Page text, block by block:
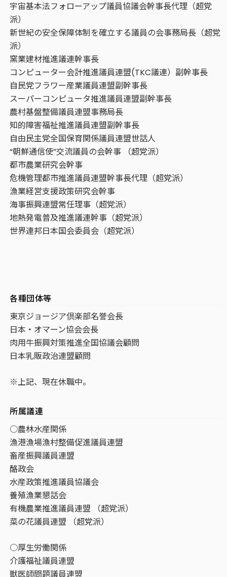
宇宙基本法フォローアップ議員協議会幹事長代理（超党
派）
新世紀の安全保障体制を確立する議員の会事務局長（超党
派）
窯業建材推進議連幹事長
コンピューター会計推進議員連盟(TKC議連）副幹事長
自民党フラワー産業議員連盟副幹事長
スーパーコンピュータ推進議員連盟副幹事長
農村基盤整備議員連盟事務局長
知的障害福祉推進議員連盟副幹事長
自由民主党全国保育関係議員連盟世話人
“朝鮮通信使”交流議員の会幹事 （超党派）
都市農業研究会幹事
危機管理都市推進議員連盟幹事長代理（超党派）
漁業経営支援政策研究会幹事
海事振興連盟常任理事（超党派）
地熱発電普及推進議連幹事（超党派）
世界連邦日本国会委員会（超党派）
各種団体等
東京ジョージア倶楽部名誉会長
日本・オマーン協会会長
肉用牛振興対策推進全国協議会顧問
日本乳販政治連盟顧問
※上記、現在休職中。
所属議連
○農林水産関係
漁港漁場漁村整備促進議員連盟
畜産振興議員連盟
酪政会
水産政策推進議員協議会
養殖漁業懇話会
有機農業推進議員連盟 （超党派）
菜の花議員連盟 （超党派）
○厚生労働関係
介護福祉議員連盟
獣医師問題議員連盟